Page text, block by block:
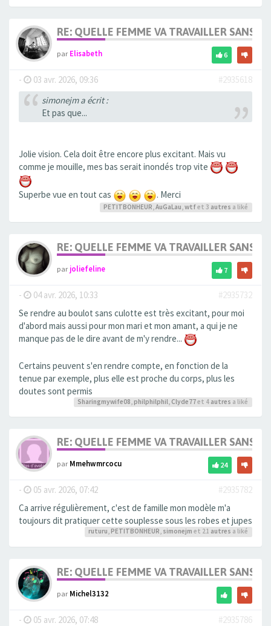
RE: QUELLE FEMME VA TRAVAILLER SANS
parElisabeth 6
- 03 avr. 2026, 09:36
#2935618
simonejm a écrit :
Et pas que...
Jolie vision. Cela doit être encore plus excitant. Mais vu
comme je mouille, mes bas serait inondés trop vite
Superbe vue en tout cas . Merci
PETITBONHEUR,AuGaLau,wtfet 3 autres a liké
RE: QUELLE FEMME VA TRAVAILLER SANS
parjoliefeline 7
- 04 avr. 2026, 10:33
#2935732
Se rendre au boulot sans culotte est très excitant, pour moi
d'abord mais aussi pour mon mari et mon amant, a qui je ne
manque pas de le dire avant de m'y rendre...
Certains peuvent s'en rendre compte, en fonction de la
tenue par exemple, plus elle est proche du corps, plus les
doutes sont permis
Sharingmywife08, philphilphil, Clyde77et 4 autres a liké
RE: QUELLE FEMME VA TRAVAILLER SANS
parMmehwmrcocu 24
- 05 avr. 2026, 07:42
#2935782
Ca arrive régulièrement, c'est de famille mon modèle m'a
toujours dit pratiquer cette souplesse sous les robes et jupes
ruturu, PETITBONHEUR, simonejm et 21 autres a liké
RE: QUELLE FEMME VA TRAVAILLER SANS
parMichel3132
- 05 avr. 2026, 07:48
#2935786